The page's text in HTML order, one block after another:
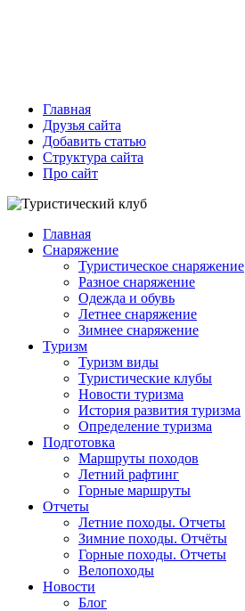
Главная
Друзья сайта
Добавить статью
Структура сайта
Про сайт
Главная
Снаряжение
Туристическое снаряжение
Разное снаряжение
Одежда и обувь
Летнее снаряжение
Зимнее снаряжение
Туризм
Туризм виды
Туристические клубы
Новости туризма
История развития туризма
Определение туризма
Подготовка
Маршруты походов
Летний рафтинг
Горные маршруты
Отчеты
Летние походы. Отчеты
Зимние походы. Отчёты
Горные походы. Отчеты
Велопоходы
Новости
Блог